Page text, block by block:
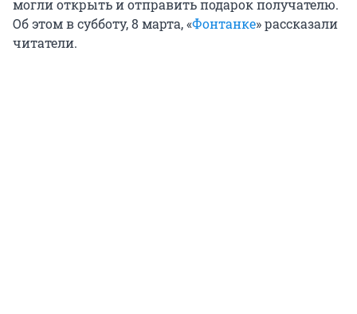
могли открыть и отправить подарок получателю.
Об этом в субботу, 8 марта, «Фонтанке» рассказали
читатели.